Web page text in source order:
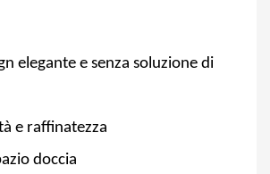
elegante e senza soluzione di
e raffinatezza
doccia